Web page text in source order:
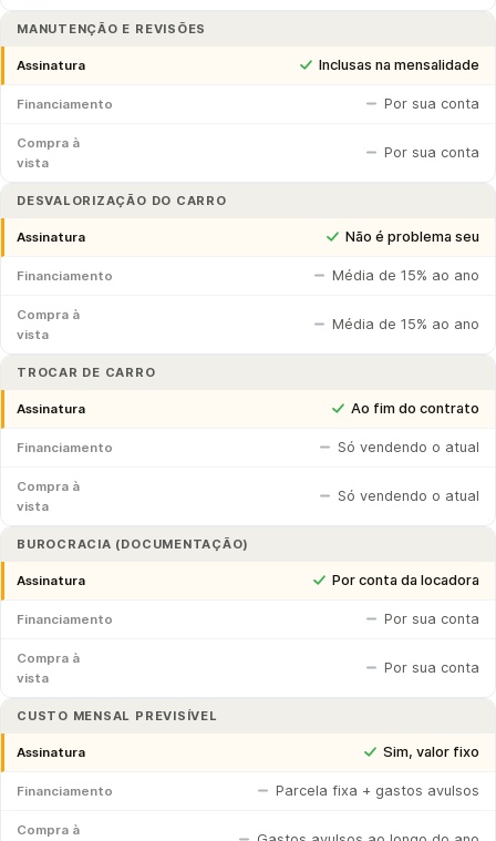
MANUTENÇÃO E REVISÕES
Assinatura Inclusas na mensalidade
Financiamento Por sua conta
Compra à
vista
Por sua conta
DESVALORIZAÇÃO DO CARRO
Assinatura Não é problema seu
Financiamento Média de 15% ao ano
Compra à
vista
Média de 15% ao ano
TROCAR DE CARRO
Assinatura Ao fim do contrato
Financiamento Só vendendo o atual
Compra à
vista
Só vendendo o atual
BUROCRACIA (DOCUMENTAÇÃO)
Assinatura Por conta da locadora
Financiamento Por sua conta
Compra à
vista
Por sua conta
CUSTO MENSAL PREVISÍVEL
Assinatura Sim, valor fixo
Financiamento Parcela fixa + gastos avulsos
Compra à